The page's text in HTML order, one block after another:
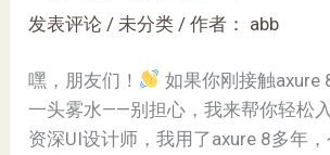
发表评论 / 未分类 / 作者： abb
嘿，朋友们！
如果你刚接触axure
一头雾水——别担心，我来帮你轻松
资深UI设计师，我用了axure 8多年